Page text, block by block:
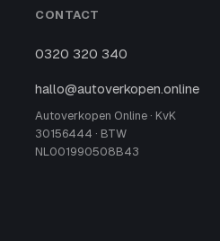
CONTACT
0320 320 340
hallo@autoverkopen.online
Autoverkopen Online · KvK
30156444 · BTW
NL001990508B43